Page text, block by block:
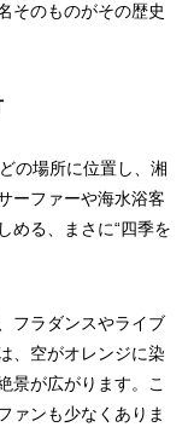
そのものがその歴史
の場所に位置し、湘
ーファーや海水浴客
める、まさに“四季を
フラダンスやライブ
、空がオレンジに染
景が広がります。こ
ァンも少なくありま